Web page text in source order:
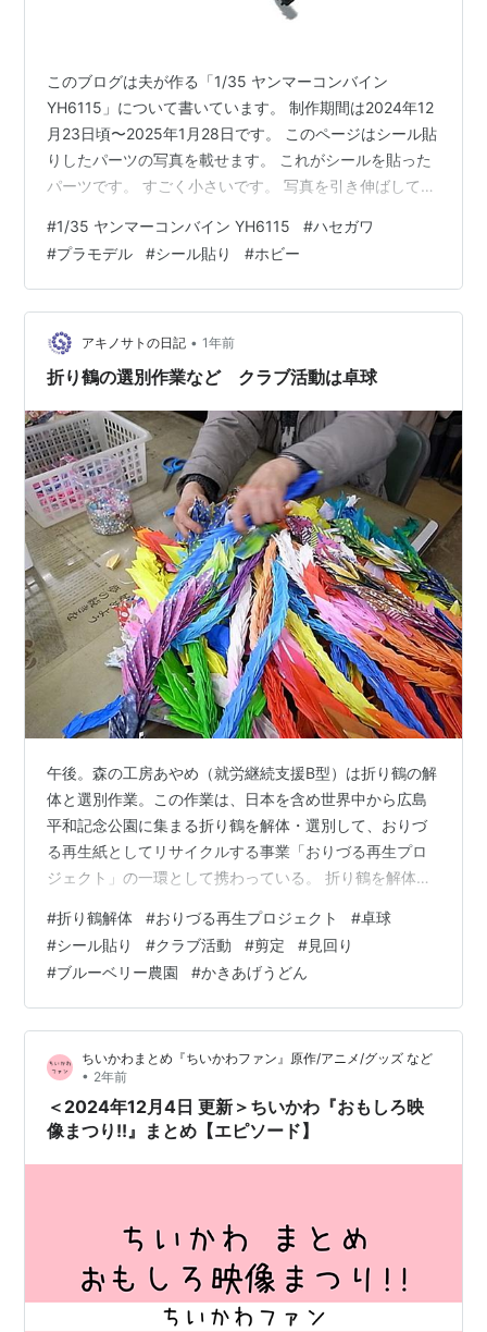
このブログは夫が作る「1/35 ヤンマーコンバイン
YH6115」について書いています。 制作期間は2024年12
月23日頃〜2025年1月28日です。 このページはシール貼
りしたパーツの写真を載せます。 これがシールを貼った
パーツです。 すごく小さいです。 写真を引き伸ばして見
ました。 次の日もシール貼りをしていました。 そろそろ
組み立てが始まりますよぉ。 このページの写真は2025年
1月22日に撮影した写真を載せました。 ハセガワ 1/35 建
機シリーズ ヤンマー コンバイン YH6115 プラモデル
WM07 ハセガワ Amazon …
#1/35 ヤンマーコンバイン YH6115 #ハセガワ
#プラモデル #シール貼り #ホビー
アキノサトの日記 • 1年前
折り鶴の選別作業など クラブ活動は卓球
午後。森の工房あやめ（就労継続支援B型）は折り鶴の解
体と選別作業。この作業は、日本を含め世界中から広島
平和記念公園に集まる折り鶴を解体・選別して、おりづ
る再生紙としてリサイクルする事業「おりづる再生プロ
ジェクト」の一環として携わっている。 折り鶴を解体し
「おりづる再生紙」、「一般再生紙」、「ゴミとして処
分」の３つに分類する。 カゴがいっぱいになれば、それ
ぞれ大きな袋に入れていき、糸くずや再生紙に使えない
ものはゴミ箱へ。おりづる再生紙は、名刺やノートなど
に再生される。 パン工房は、午前中はスコーンを焼いて
午後からはパン用包装袋へ『森の工房AMA』…
#折り鶴解体 #おりづる再生プロジェクト #卓球
#シール貼り #クラブ活動 #剪定 #見回り
#ブルーベリー農園 #かきあげうどん
ちいかわまとめ『ちいかわファン』原作/アニメ/グッズ など
• 2年前
＜2024年12月4日 更新＞ちいかわ『おもしろ映
像まつり!!』まとめ【エピソード】